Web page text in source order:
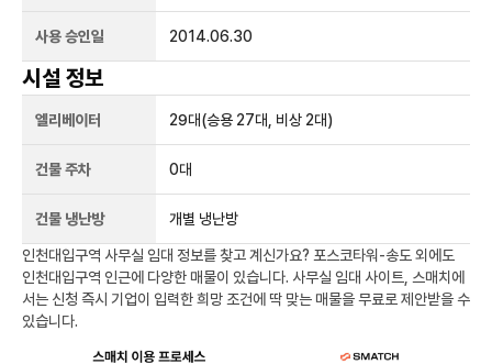
사용 승인일 2014.06.30
시설 정보
엘리베이터 29대(승용 27대, 비상 2대)
건물 주차 0대
건물 냉난방 개별 냉난방
인천대입구역 사무실 임대 정보를 찾고 계신가요? 포스코타워-송도 외에도
인천대입구역 인근에 다양한 매물이 있습니다. 사무실 임대 사이트, 스매치에
서는 신청 즉시 기업이 입력한 희망 조건에 딱 맞는 매물을 무료로 제안받을 수
있습니다.